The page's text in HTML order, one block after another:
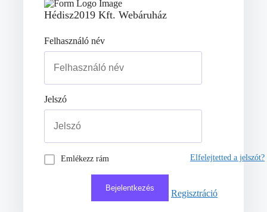
Hédisz2019 Kft. Webáruház
Felhasználó név
Jelszó
Emlékezz rám Elfelejtetted a jelszót?
Regisztráció